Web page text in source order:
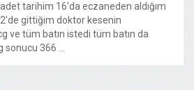
tarihim 16'da eczaneden aldığım
gittiğim doktor kesenin
ve tüm batın istedi tüm batın da
sonucu 366 ...